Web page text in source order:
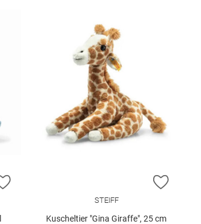
ZUR
STEIFF
Kuscheltier "Gina Giraffe", 25 cm